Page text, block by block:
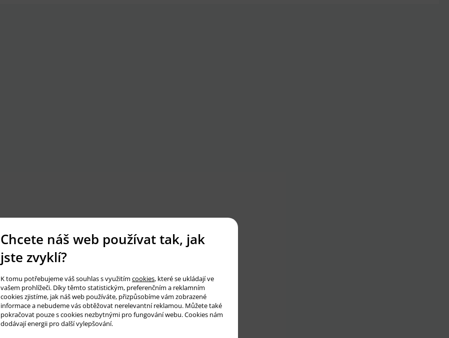
Chcete náš web používat tak, jak
jste zvyklí?
K tomu potřebujeme váš souhlas s využitím cookies, které se ukládají ve
vašem prohlížeči. Díky těmto statistickým, preferenčním a reklamním
cookies zjistíme, jak náš web používáte, přizpůsobíme vám zobrazené
informace a nebudeme vás obtěžovat nerelevantní reklamou. Můžete také
pokračovat pouze s cookies nezbytnými pro fungování webu. Cookies nám
dodávají energii pro další vylepšování.